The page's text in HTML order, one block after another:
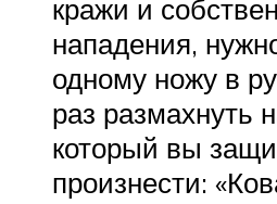
кражи и
нападения,
одному ножу в
раз размахнуть
который вы
произнести: